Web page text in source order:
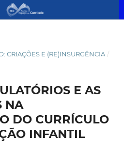
CRIAÇÕES E (RE)INSURGÊNCIA /
E AS
NA
DO CURRÍCULO
INFANTIL